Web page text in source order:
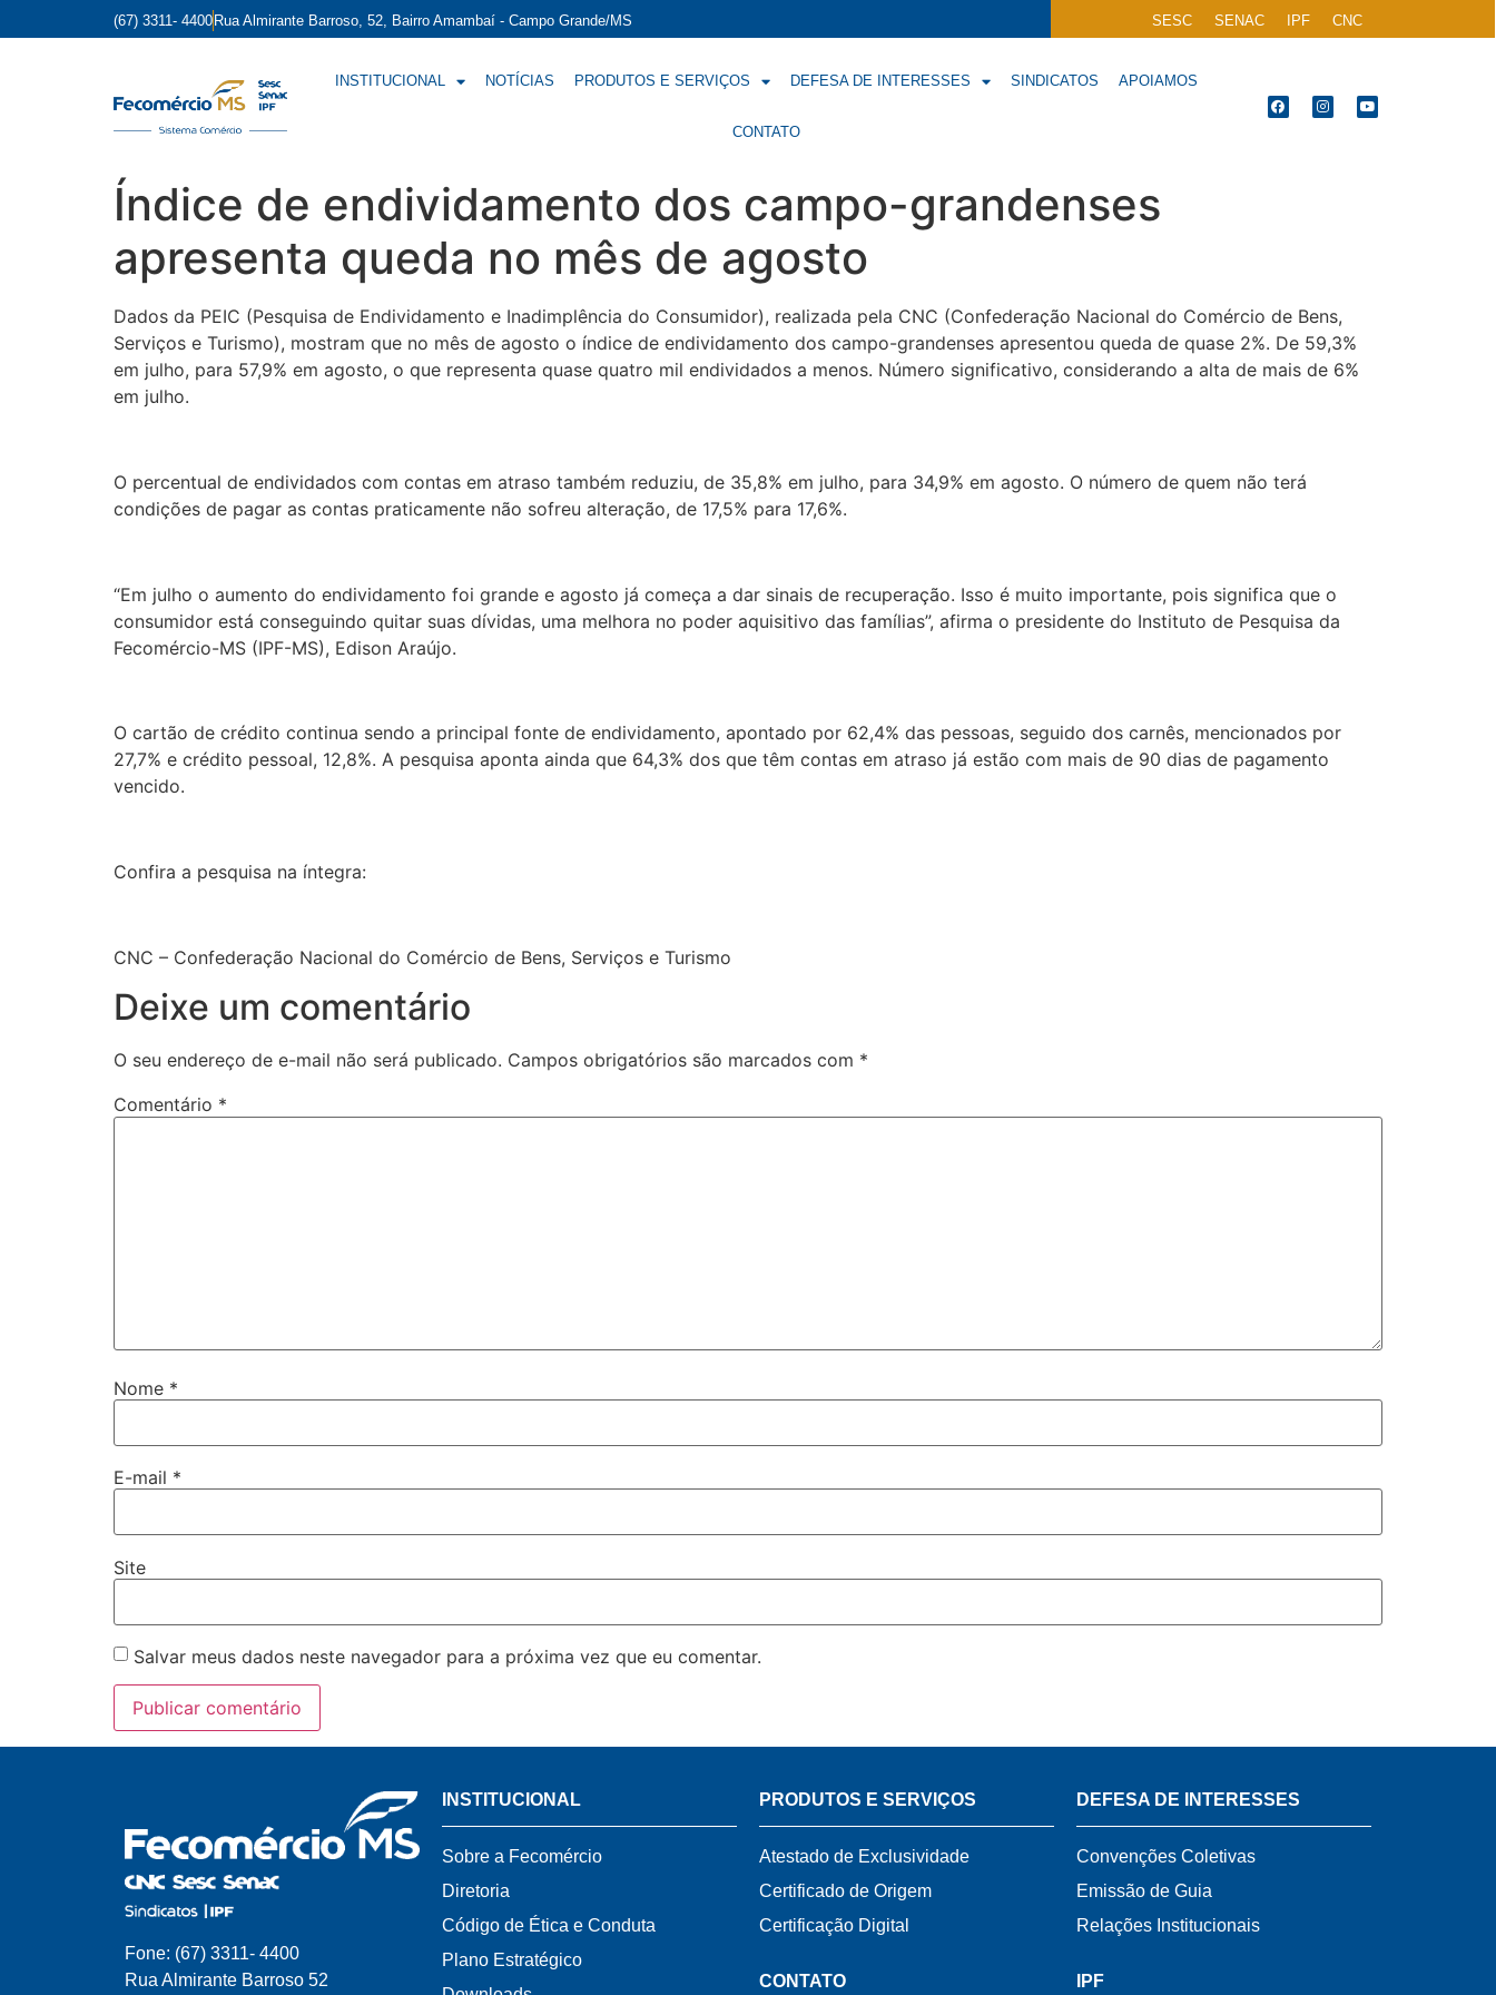
(67) 3311- 4400 Rua Almirante Barroso, 52, Bairro Amambaí - Campo Grande/MS SESC SENAC IPF CNC
INSTITUCIONAL NOTÍCIAS PRODUTOS E SERVIÇOS DEFESA DE INTERESSES SINDICATOS APOIAMOS
CONTATO
Índice de endividamento dos campo-grandenses
apresenta queda no mês de agosto
Dados da PEIC (Pesquisa de Endividamento e Inadimplência do Consumidor), realizada pela CNC (Confederação Nacional do Comércio de Bens,
Serviços e Turismo), mostram que no mês de agosto o índice de endividamento dos campo-grandenses apresentou queda de quase 2%. De 59,3%
em julho, para 57,9% em agosto, o que representa quase quatro mil endividados a menos. Número significativo, considerando a alta de mais de 6%
em julho.
O percentual de endividados com contas em atraso também reduziu, de 35,8% em julho, para 34,9% em agosto. O número de quem não terá
condições de pagar as contas praticamente não sofreu alteração, de 17,5% para 17,6%.
“Em julho o aumento do endividamento foi grande e agosto já começa a dar sinais de recuperação. Isso é muito importante, pois significa que o
consumidor está conseguindo quitar suas dívidas, uma melhora no poder aquisitivo das famílias”, afirma o presidente do Instituto de Pesquisa da
Fecomércio-MS (IPF-MS), Edison Araújo.
O cartão de crédito continua sendo a principal fonte de endividamento, apontado por 62,4% das pessoas, seguido dos carnês, mencionados por
27,7% e crédito pessoal, 12,8%. A pesquisa aponta ainda que 64,3% dos que têm contas em atraso já estão com mais de 90 dias de pagamento
vencido.
Confira a pesquisa na íntegra:
CNC – Confederação Nacional do Comércio de Bens, Serviços e Turismo
Deixe um comentário
O seu endereço de e-mail não será publicado. Campos obrigatórios são marcados com *
Comentário *
Nome *
E-mail *
Site
Salvar meus dados neste navegador para a próxima vez que eu comentar.
Fone: (67) 3311- 4400
Rua Almirante Barroso 52
INSTITUCIONAL
Sobre a Fecomércio
Diretoria
Código de Ética e Conduta
Plano Estratégico
PRODUTOS E SERVIÇOS
Atestado de Exclusividade
Certificado de Origem
Certificação Digital
CONTATO
DEFESA DE INTERESSES
Convenções Coletivas
Emissão de Guia
Relações Institucionais
IPF